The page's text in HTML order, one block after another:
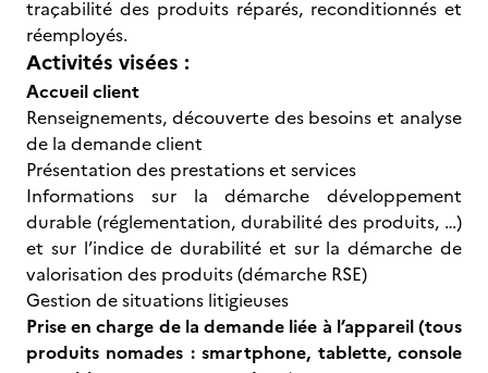
traçabilité des produits réparés, reconditionnés et
réemployés.
Activités visées :
Accueil client
Renseignements, découverte des besoins et analyse
de la demande client
Présentation des prestations et services
Informations sur la démarche développement
durable (réglementation, durabilité des produits, …)
et sur l’indice de durabilité et sur la démarche de
valorisation des produits (démarche RSE)
Gestion de situations litigieuses
Prise en charge de la demande liée à l’appareil (tous
produits nomades : smartphone, tablette, console